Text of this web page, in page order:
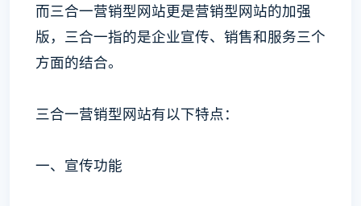
而三合一营销型网站更是营销型网站的加强
版，三合一指的是企业宣传、销售和服务三个
方面的结合。
三合一营销型网站有以下特点：
一、宣传功能